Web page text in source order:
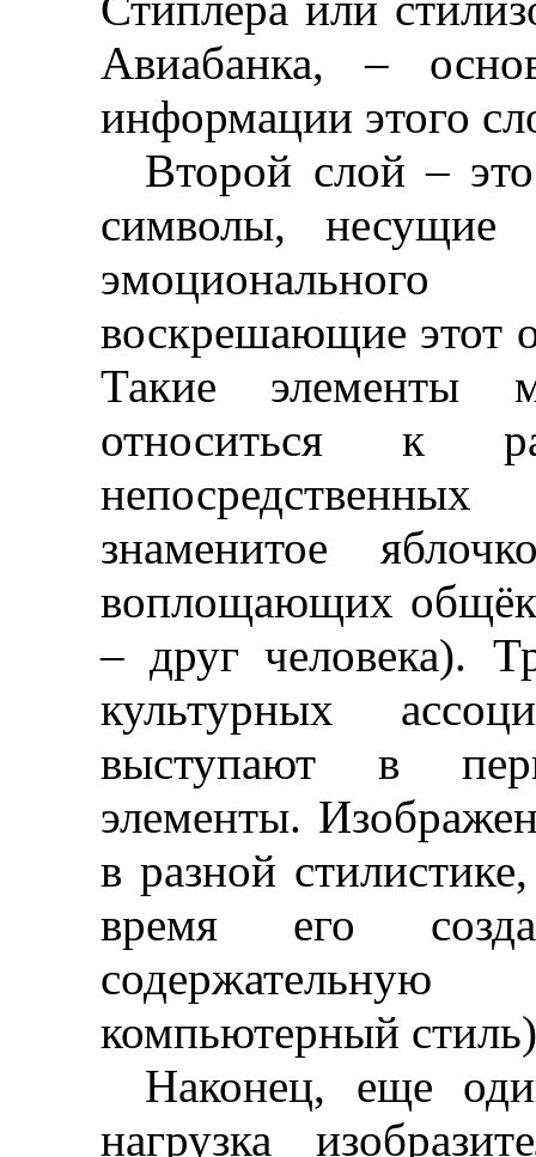
Авиабанка,–
информации этого
Второй слой–
символы, несущие
эмоционального
воскрешающие этот
Такие элементы
относиться к
знаменитое
воплощающих
–друг человека).
культурных
выступают в
элементы.
в разной
время его
компьютерный
Наконец, еще
нагрузка